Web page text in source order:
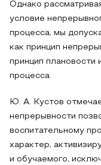
Однако
условие
процесса, мы
как принцип
принцип плановости
процесса.
Ю. А. Кустов
непрерывности
воспитательному
характер,
и обучаемого,